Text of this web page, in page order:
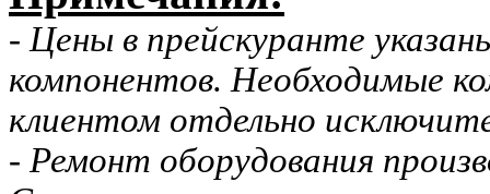
- Цены в прейскуранте
компонентов. Необходимые
клиентом отдельно
- Ремонт оборудования